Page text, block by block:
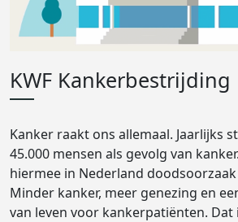
KWF Kankerbestrijding
Kanker raakt ons allemaal. Jaarlijks
45.000 mensen als gevolg van
hiermee in Nederland
Minder kanker, meer genezing en
van leven voor kankerpatiënten. Dat